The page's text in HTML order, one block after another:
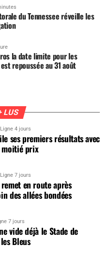
du Tennessee réveille les
la date limite pour les
repoussée au 31 août
LUS
Ligne 4 jours
ses premiers résultats avec
moitié prix
Ligne 7 jours
en route après
des allées bondées
7 jours
vide déjà le Stade de
Bleus